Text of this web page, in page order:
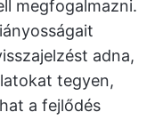
megfogalmazni.
adna,
tegyen,
a fejlődés